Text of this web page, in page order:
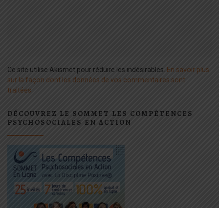
Ce site utilise Akismet pour réduire les indésirables. En savoir plus
sur la façon dont les données de vos commentaires sont
traitées
DÉCOUVREZ LE SOMMET LES COMPÉTENCES
PSYCHOSOCIALES EN ACTION